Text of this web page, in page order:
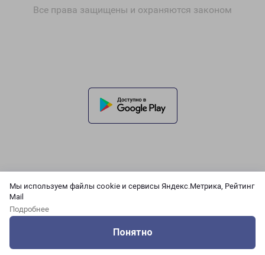
Мы используем файлы cookie и сервисы Яндекс.Метрика, Рейтинг
Mail
Подробнее
Понятно
Все права защищены и охраняются законом